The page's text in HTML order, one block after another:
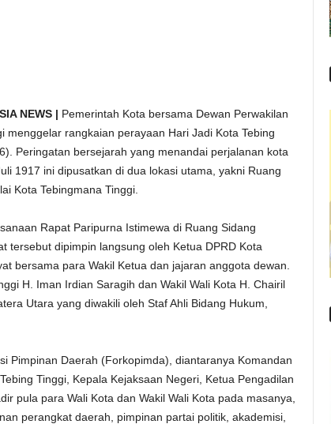
NEWS | Pemerintah Kota bersama Dewan Perwakilan
menggelar rangkaian perayaan Hari Jadi Kota Tebing
Peringatan bersejarah yang menandai perjalanan kota
1917 ini dipusatkan di dua lokasi utama, yakni Ruang
Kota Tebingmana Tinggi.
Rapat Paripurna Istimewa di Ruang Sidang
tersebut dipimpin langsung oleh Ketua DPRD Kota
bersama para Wakil Ketua dan jajaran anggota dewan.
H. Iman Irdian Saragih dan Wakil Wali Kota H. Chairil
Utara yang diwakili oleh Staf Ahli Bidang Hukum,
Pimpinan Daerah (Forkopimda), diantaranya Komandan
Tinggi, Kepala Kejaksaan Negeri, Ketua Pengadilan
pula para Wali Kota dan Wakil Wali Kota pada masanya,
perangkat daerah, pimpinan partai politik, akademisi,